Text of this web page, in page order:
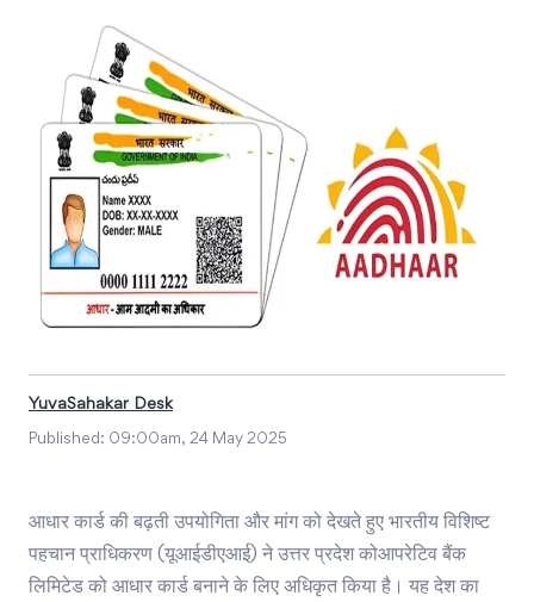
YuvaSahakar Desk
Published: 09:00am, 24 May 2025
आधार कार्ड की बढ़ती उपयोगिता और मांग को देखते हुए भारतीय विशिष्ट
पहचान प्राधिकरण (यूआईडीएआई) ने उत्तर प्रदेश कोआपरेटिव बैंक
लिमिटेड को आधार कार्ड बनाने के लिए अधिकृत किया है। यह देश का